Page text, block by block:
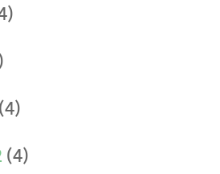
(4)
(4)